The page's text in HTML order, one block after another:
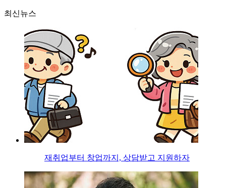
최신뉴스
재취업부터 창업까지, 상담받고 지원하자